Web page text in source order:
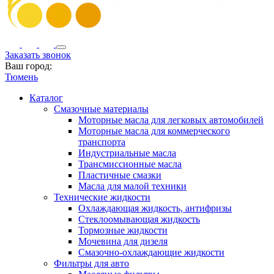
Заказать звонок
Ваш город:
Тюмень
Каталог
Смазочные материалы
Моторные масла для легковых автомобилей
Моторные масла для коммерческого
транспорта
Индустриальные масла
Трансмиссионные масла
Пластичные смазки
Масла для малой техники
Технические жидкости
Охлаждающая жидкость, антифризы
Стеклоомывающая жидкость
Тормозные жидкости
Мочевина для дизеля
Смазочно-охлаждающие жидкости
Фильтры для авто